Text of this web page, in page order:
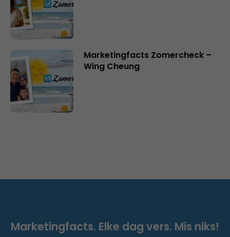
Marketingfacts Zomercheck –
Wing Cheung
Marketingfacts. Elke dag vers. Mis niks!